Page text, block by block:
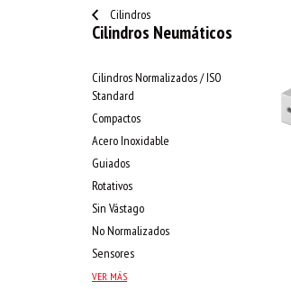
Cilindros
Cilindros Neumáticos
Cilindros Normalizados / ISO
Standard
Compactos
Acero Inoxidable
Guiados
Rotativos
Sin Vástago
No Normalizados
Sensores
VER MÁS